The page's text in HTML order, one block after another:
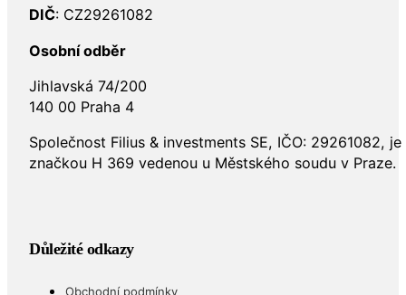
DIČ: CZ29261082
Osobní odběr
Jihlavská 74/200
140 00 Praha 4
Společnost Filius & investments SE, IČO: 29261082,
značkou H 369 vedenou u Městského soudu v Praze.
Důležité odkazy
Obchodní podmínky